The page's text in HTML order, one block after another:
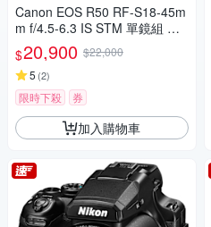
Canon EOS R50 RF-S18-45m
m f/4.5-6.3 IS STM 單鏡組 公
司貨
$20,900 $22,000
5 (2)
限時下殺 券
加入購物車